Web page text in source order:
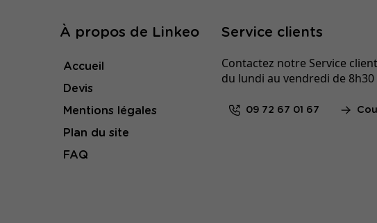
À propos de Linkeo
Accueil
Devis
Mentions légales
Plan du site
FAQ
Service clients
Contactez notre Service
du lundi au vendredi de 8h30
09 72 67 01 67